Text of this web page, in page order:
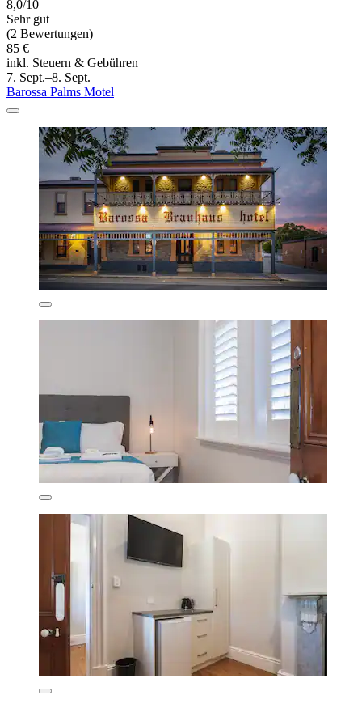
8,0/10
Sehr gut
(2 Bewertungen)
85 €
inkl. Steuern & Gebühren
7. Sept.–8. Sept.
Barossa Palms Motel